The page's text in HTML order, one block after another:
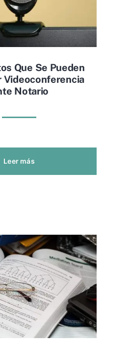
Que Se Pueden
Videoconferencia
Notario
Leer más